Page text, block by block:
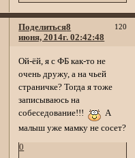
Поделиться 120
8
июня, 2014г. 02:42:48
Ой-ёй, я с ФБ как-то не
очень дружу, а на чьей
страничке? Тогда я тоже
записываюсь на
собеседование!!!
А
малыш уже мамку не сосет?
0